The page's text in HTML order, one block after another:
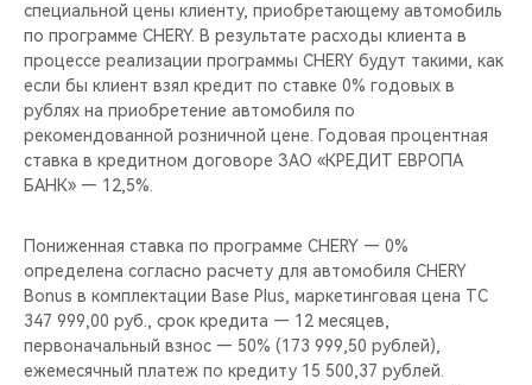
специальной цены клиенту, приобретающему автомобиль
по программе CHERY. В результате расходы клиента в
процессе реализации программы CHERY будут такими, как
если бы клиент взял кредит по ставке 0% годовых в
рублях на приобретение автомобиля по
рекомендованной розничной цене. Годовая процентная
ставка в кредитном договоре ЗАО «КРЕДИТ ЕВРОПА
БАНК» — 12,5%.
Пониженная ставка по программе CHERY — 0%
определена согласно расчету для автомобиля CHERY
Bonus в комплектации Base Plus, маркетинговая цена ТС
347 999,00 руб., срок кредита — 12 месяцев,
первоначальный взнос — 50% (173 999,50 рублей),
ежемесячный платеж по кредиту 15 500,37 рублей.